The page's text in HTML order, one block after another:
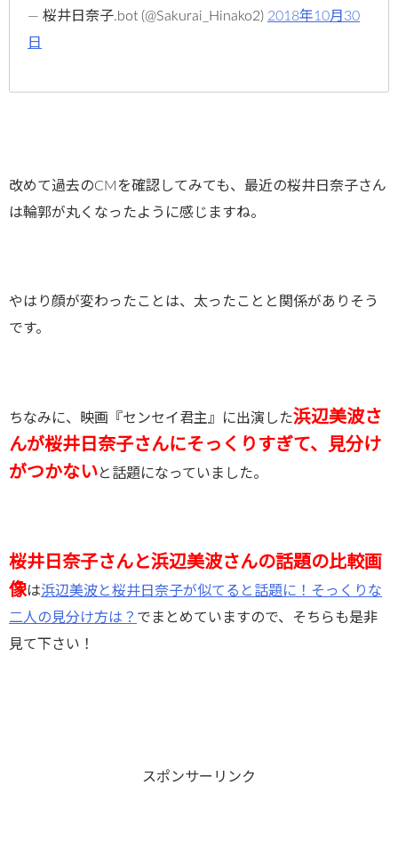
— 桜井日奈子.bot (@Sakurai_Hinako2) 2018年10月30
日
改めて過去のCMを確認してみても、最近の桜井日奈子さん
は輪郭が丸くなったように感じますね。
やはり顔が変わったことは、太ったことと関係がありそう
です。
ちなみに、映画『センセイ君主』に出演した浜辺美波さ
んが桜井日奈子さんにそっくりすぎて、見分け
がつかないと話題になっていました。
桜井日奈子さんと浜辺美波さんの話題の比較画
像は浜辺美波と桜井日奈子が似てると話題に！そっくりな
二人の見分け方は？ でまとめていますので、そちらも是非
見て下さい！
スポンサーリンク